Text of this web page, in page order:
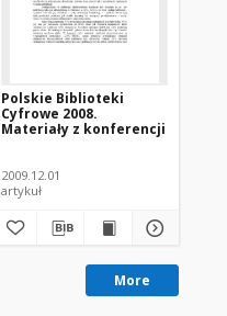
Polskie Biblioteki
Cyfrowe 2008.
Materiały z konferencji
2009.12.01
artykuł
More